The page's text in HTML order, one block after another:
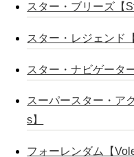
スター・ブリーズ【
スター・レジェンド
スター・ナビゲータ
スーパースター・ア
s】
フォーレンダム【